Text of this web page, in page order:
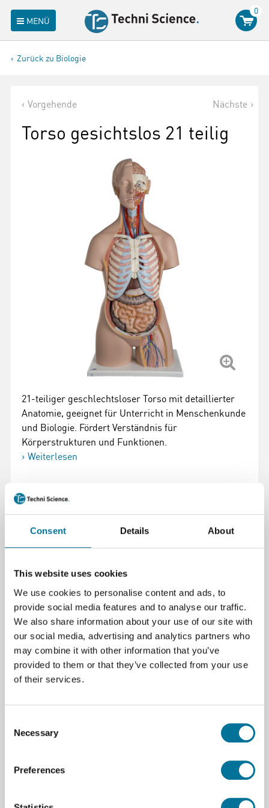
Consent Details About
This website uses cookies
We use cookies to personalise content and ads, to
provide social media features and to analyse our traffic.
We also share information about your use of our site with
our social media, advertising and analytics partners who
may combine it with other information that you’ve
provided to them or that they’ve collected from your use
of their services.
Selection
Necessary
Preferences
MENÜ
0
Zurück zu Biologie
Vorgehende Nächste
Torso gesichtslos 21 teilig
21-teiliger geschlechtsloser Torso mit detaillierter
Anatomie, geeignet für Unterricht in Menschenkunde
und Biologie. Fördert Verständnis für
Körperstrukturen und Funktionen.
Weiterlesen
Artikelnummer
1.310,19 € inkl. MwSt.
Zum Warenkorb hinzufügen
Seite drucken
anatomischer Detailgenauigkeit, entwickelt für
Unterricht in Humanbiologie und Medizin. Fördert
das Verständnis für Körperstrukturen, Funktionen
und Proportionen, geeignet für praktische Übungen
Modell unterstützt die Visualisierung komplexer